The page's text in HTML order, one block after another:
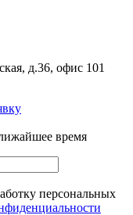
д.36, офис 101
время
персональных